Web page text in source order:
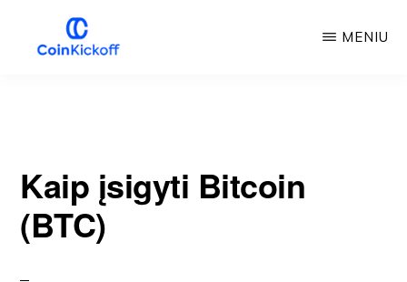
MENIU
Kaip įsigyti Bitcoin
(BTC)